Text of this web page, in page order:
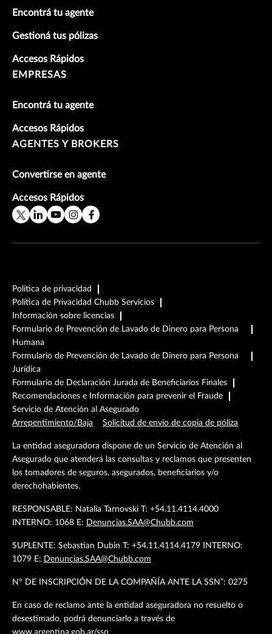
Encontrá tu agente
Gestioná tus pólizas
Accesos Rápidos
EMPRESAS
Encontrá tu agente
Accesos Rápidos
AGENTES Y BROKERS
Convertirse en agente
Accesos Rápidos
Política de privacidad
Política de Privacidad Chubb Servicios
Información sobre licencias
Formulario de Prevención de Lavado de Dinero para Persona
Humana
Formulario de Prevención de Lavado de Dinero para Persona
Jurídica
Formulario de Declaración Jurada de Beneficiarios Finales
Recomendaciones e Información para prevenir el Fraude
Servicio de Atención al Asegurado
Arrepentimiento/Baja
Solicitud de envío de copia de póliza
La entidad aseguradora dispone de un Servicio de Atención al
Asegurado que atenderá las consultas y reclamos que presenten
los tomadores de seguros, asegurados, beneficiarios y/o
derechohabientes.
RESPONSABLE: Natalia Tarnovski T: +54.11.4114.4000
INTERNO: 1068 E: Denuncias.SAA@Chubb.com
SUPLENTE: Sebastian Dubin T: +54.11.4114.4179 INTERNO:
1079 E: Denuncias.SAA@Chubb.com
Nº DE INSCRIPCIÓN DE LA COMPAÑÍA ANTE LA SSN”: 0275
En caso de reclamo ante la entidad aseguradora no resuelto o
desestimado, podrá denunciarlo a través de
www.argentina.gob.ar/ssn